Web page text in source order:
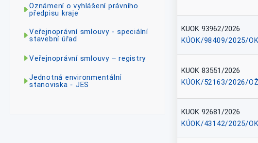
Oznámení o vyhlášení právního
předpisu kraje
Veřejnoprávní smlouvy - speciální
stavební úřad
Veřejnoprávní smlouvy – registry
Jednotná environmentální
stanoviska - JES
KUOK 93962/2026
KÚOK/98409/2025/
KUOK 83551/2026
KÚOK/52163/2026/
KUOK 92681/2026
KÚOK/43142/2025/